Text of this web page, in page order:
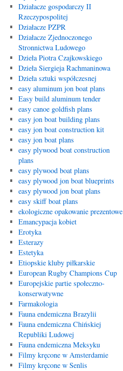
Działacze gospodarczy II
Rzeczypospolitej
Działacze PZPR
Działacze Zjednoczonego
Stronnictwa Ludowego
Dzieła Piotra Czajkowskiego
Dzieła Siergieja Rachmaninowa
Dzieła sztuki współczesnej
easy aluminum jon boat plans
Easy build aluminum tender
easy canoe goldfish plans
easy jon boat building plans
easy jon boat construction kit
easy jon boat plans
easy plywood boat construction
plans
easy plywood boat plans
easy plywood jon boat blueprints
easy plywood jon boat plans
easy skiff boat plans
ekologiczne opakowanie prezentowe
Emancypacja kobiet
Erotyka
Esterazy
Estetyka
Etiopskie kluby piłkarskie
European Rugby Champions Cup
Europejskie partie społeczno-
konserwatywne
Farmakologia
Fauna endemiczna Brazylii
Fauna endemiczna Chińskiej
Republiki Ludowej
Fauna endemiczna Meksyku
Filmy kręcone w Amsterdamie
Filmy kręcone w Senlis